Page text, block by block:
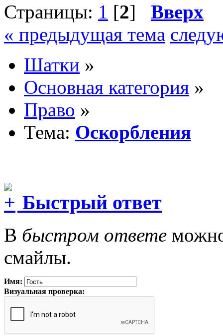
Страницы: 1 [2] Вверх
« предыдущая тема
Шатки »
Основная категория »
Право »
Тема: Оскорбления
Быстрый ответ
В быстром ответе
смайлы.
Имя:
Визуальная проверка: